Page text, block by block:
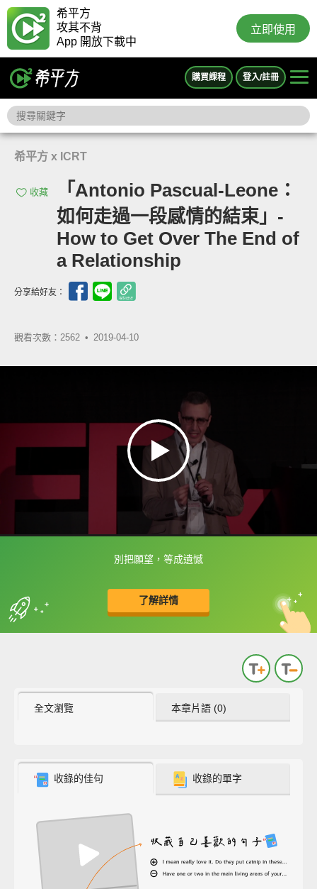
希平方
攻其不背
App 開放下載中
立即使用
購買課程 登入/註冊
希平方 x ICRT
收藏
「Antonio Pascual-Leone：
如何走過一段感情的結束」-
How to Get Over The End of
a Relationship
分享給好友：
觀看次數：2562 • 2019-04-10
別把願望，等成遺憾
了解詳情
框選或點兩下字幕可以直接查字典喔！
收錄佳句 中
英
全文瀏覽 本章片語 (0)
收錄的佳句 收錄的單字